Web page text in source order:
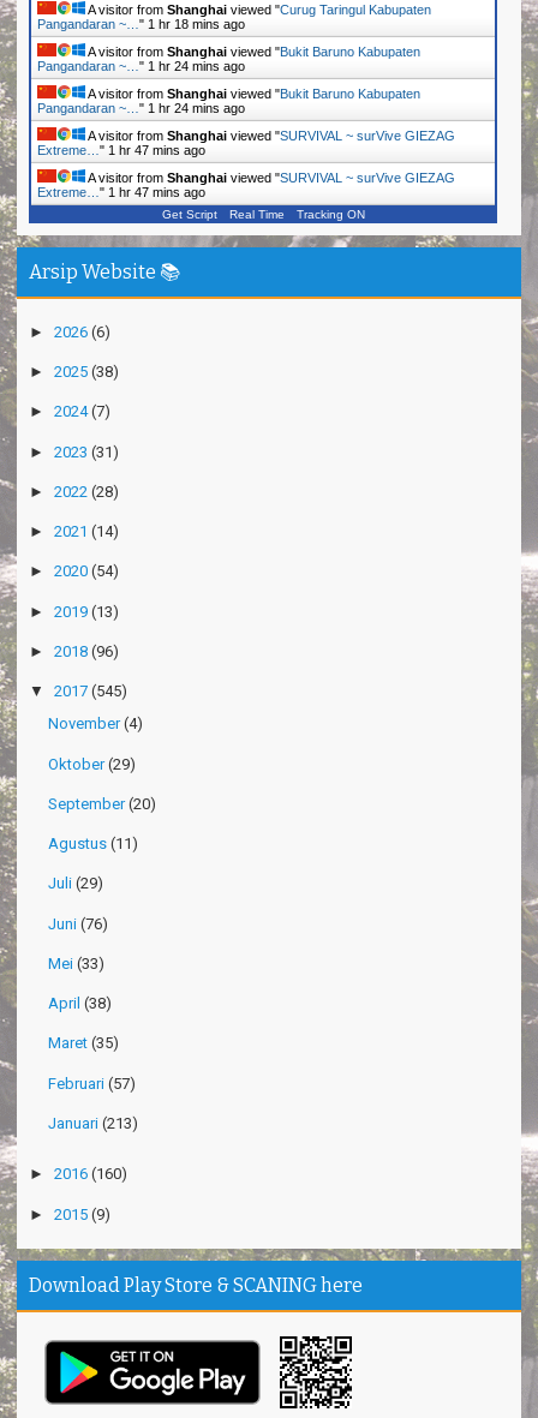
A visitor from Shanghai viewed "Curug Taringul Kabupaten
Pangandaran ~… " 1 hr 18 mins ago
A visitor from Shanghai viewed "Bukit Baruno Kabupaten
Pangandaran ~… " 1 hr 24 mins ago
A visitor from Shanghai viewed "Bukit Baruno Kabupaten
Pangandaran ~… " 1 hr 24 mins ago
A visitor from Shanghai viewed "SURVIVAL ~ surVive GIEZAG
Extreme… " 1 hr 47 mins ago
A visitor from Shanghai viewed "SURVIVAL ~ surVive GIEZAG
Extreme… " 1 hr 47 mins ago
Get Script Real Time Tracking ON
Arsip Website 📚
► 2026 (6)
► 2025 (38)
► 2024(7)
► 2023 (31)
► 2022 (28)
► 2021 (14)
► 2020 (54)
► 2019 (13)
► 2018 (96)
▼ 2017 (545)
November(4)
Oktober(29)
September(20)
Agustus (11)
Juli (29)
Juni (76)
Mei (33)
April (38)
Maret (35)
Februari (57)
Januari (213)
► 2016 (160)
► 2015 (9)
Download Play Store & SCANING here